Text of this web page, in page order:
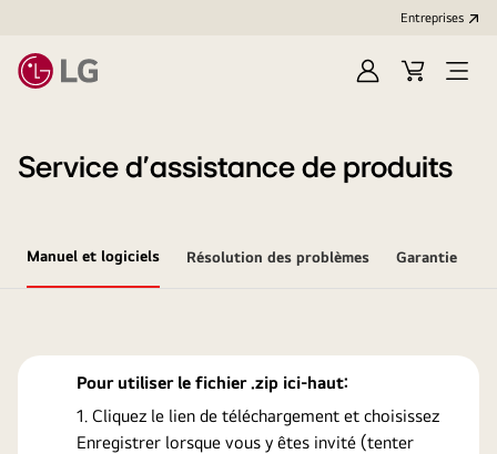
Entreprises​
OuvrirCart
Open
Service d’assistance de produits
Manuel et logiciels Résolution des problèmes Garantie
Pour utiliser le fichier .zip ici-haut:
Cliquez le lien de téléchargement et choisissez
Enregistrer lorsque vous y êtes invité (tenter